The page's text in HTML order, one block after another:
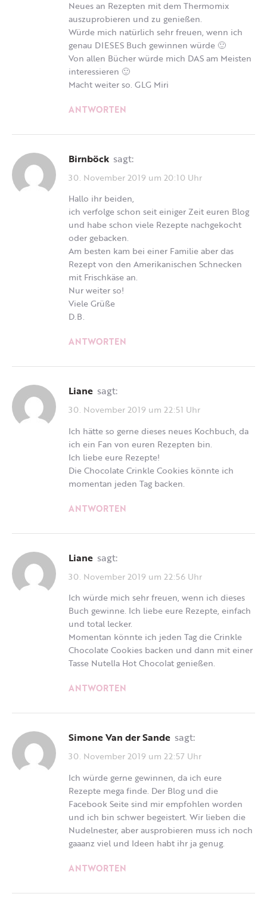
Neues an Rezepten mit dem Thermomix
auszuprobieren und zu genießen.
Würde mich natürlich sehr freuen, wenn ich
genau DIESES Buch gewinnen würde 🙂
Von allen Bücher würde mich DAS am Meisten
interessieren 🙂
Macht weiter so. GLG Miri
ANTWORTEN
Birnböck sagt:
30. November 2019 um 20:10 Uhr
Hallo ihr beiden,
ich verfolge schon seit einiger Zeit euren Blog
und habe schon viele Rezepte nachgekocht
oder gebacken.
Am besten kam bei einer Familie aber das
Rezept von den Amerikanischen Schnecken
mit Frischkäse an.
Nur weiter so!
Viele Grüße
D.B.
ANTWORTEN
Liane sagt:
30. November 2019 um 22:51 Uhr
Ich hätte so gerne dieses neues Kochbuch, da
ich ein Fan von euren Rezepten bin.
Ich liebe eure Rezepte!
Die Chocolate Crinkle Cookies könnte ich
momentan jeden Tag backen.
ANTWORTEN
Liane sagt:
30. November 2019 um 22:56 Uhr
Ich würde mich sehr freuen, wenn ich dieses
Buch gewinne. Ich liebe eure Rezepte, einfach
und total lecker.
Momentan könnte ich jeden Tag die Crinkle
Chocolate Cookies backen und dann mit einer
Tasse Nutella Hot Chocolat genießen.
ANTWORTEN
Simone Van der Sande sagt:
30. November 2019 um 22:57 Uhr
Ich würde gerne gewinnen, da ich eure
Rezepte mega finde. Der Blog und die
Facebook Seite sind mir empfohlen worden
und ich bin schwer begeistert. Wir lieben die
Nudelnester, aber ausprobieren muss ich noch
gaaanz viel und Ideen habt ihr ja genug.
ANTWORTEN